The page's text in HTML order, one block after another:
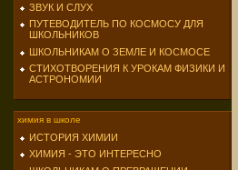
ЗВУК И СЛУХ
ПУТЕВОДИТЕЛЬ ПО КОСМОСУ ДЛЯ
ШКОЛЬНИКОВ
ШКОЛЬНИКАМ О ЗЕМЛЕ И КОСМОСЕ
СТИХОТВОРЕНИЯ К УРОКАМ ФИЗИКИ И
АСТРОНОМИИ
химия в школе
ИСТОРИЯ ХИМИИ
ХИМИЯ - ЭТО ИНТЕРЕСНО